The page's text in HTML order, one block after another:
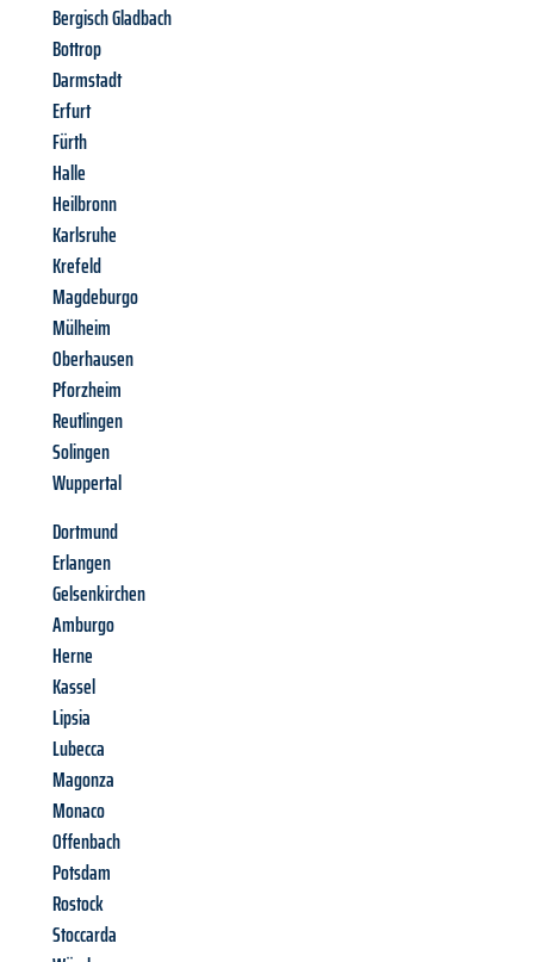
Bergisch Gladbach
Bottrop
Darmstadt
Erfurt
Fürth
Halle
Heilbronn
Karlsruhe
Krefeld
Magdeburgo
Mülheim
Oberhausen
Pforzheim
Reutlingen
Solingen
Wuppertal
Dortmund
Erlangen
Gelsenkirchen
Amburgo
Herne
Kassel
Lipsia
Lubecca
Magonza
Monaco
Offenbach
Potsdam
Rostock
Stoccarda